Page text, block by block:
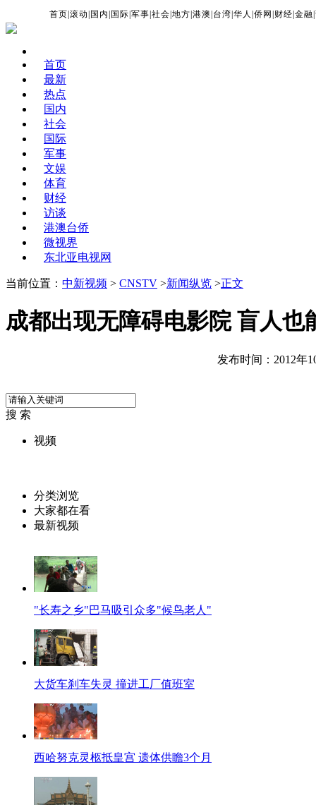
首页 |滚动 国内 国际 |军事 |社会 |地方 |港澳 台湾 |华人 |侨网 财经 |金融 |
首页
最新
热点
国内
社会
国际
军事
文娱
体育
财经
访谈
港澳台侨
微视界
东北亚电视网
当前位置： 中新视频 > CNSTV >新闻纵览 >正文
成都出现无障碍电影院 盲人也
发布时间：2012年
搜 索
视频
分类浏览
大家都在看
最新视频
"长寿之乡"巴马吸引众多"候鸟老人"
大货车刹车失灵 撞进工厂值班室
西哈努克灵柩抵皇宫 遗体供瞻3个月